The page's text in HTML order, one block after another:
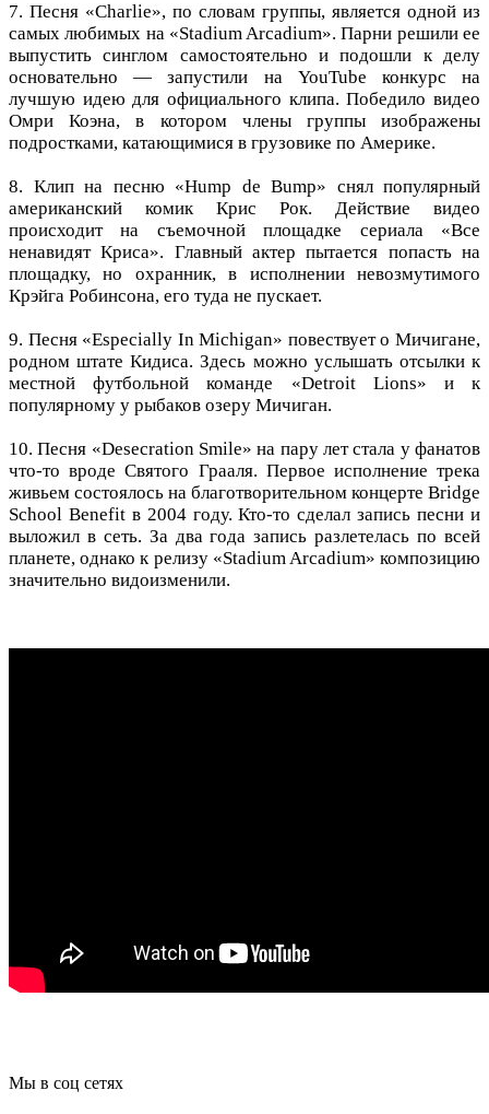
7. Песня «Charlie», по словам группы, является одной из
самых любимых на «Stadium Arcadium». Парни решили ее
выпустить синглом самостоятельно и подошли к делу
основательно — запустили на YouTube конкурс на
лучшую идею для официального клипа. Победило видео
Омри Коэна, в котором члены группы изображены
подростками, катающимися в грузовике по Америке.
8. Клип на песню «Hump de Bump» снял популярный
американский комик Крис Рок. Действие видео
происходит на съемочной площадке сериала «Все
ненавидят Криса». Главный актер пытается попасть на
площадку, но охранник, в исполнении невозмутимого
Крэйга Робинсона, его туда не пускает.
9. Песня «Especially In Michigan» повествует о Мичигане,
родном штате Кидиса. Здесь можно услышать отсылки к
местной футбольной команде «Detroit Lions» и к
популярному у рыбаков озеру Мичиган.
10. Песня «Desecration Smile» на пару лет стала у фанатов
что-то вроде Святого Грааля. Первое исполнение трека
живьем состоялось на благотворительном концерте Bridge
School Benefit в 2004 году. Кто-то сделал запись песни и
выложил в сеть. За два года запись разлетелась по всей
планете, однако к релизу «Stadium Arcadium» композицию
значительно видоизменили.
Мы в соц сетях